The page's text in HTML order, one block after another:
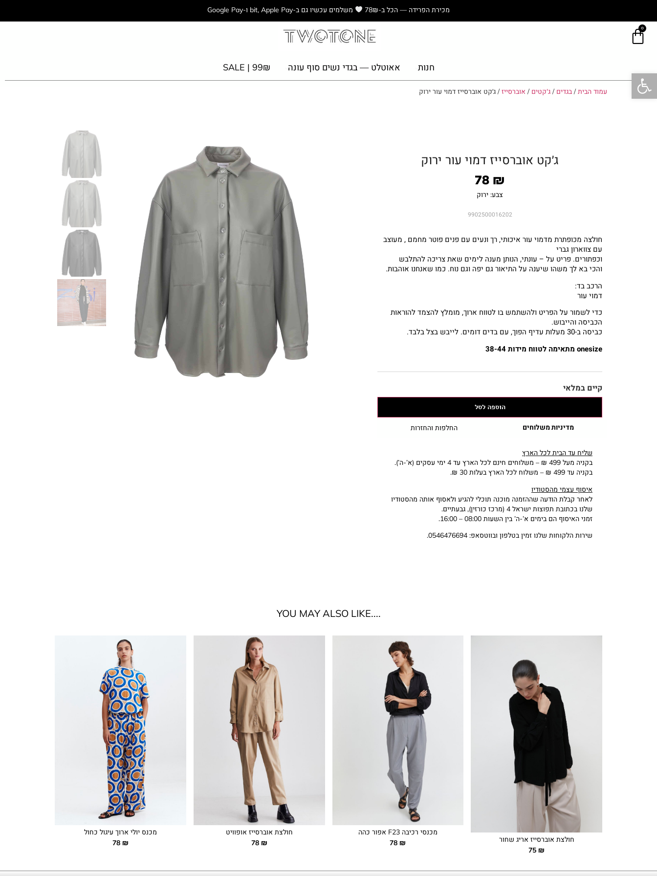
מכירת הפרידה — הכל ב-78₪ משלמים עכשיו גם ב-bit, Apple Pay ו-Google Pay
0
חנות אאוטלט — בגדי נשים סוף עונה ₪SALE | 99
עמוד הבית/ בגדים / ג'קטים / אוברסייז/ ג׳קט אוברסייז דמוי עור ירוק
ג׳קט אוברסייז דמוי עור ירוק
78 ₪
צבע: ירוק
9902500016202
חולצה מכופתרת מדמוי עור איכותי, רך ונעים עם פנים פוטר מחמם , מעוצב
עם צווארון גברי
וכפתורים. פריט על – עונתי, הנותן מענה לימים שאת צריכה להתלבש
והכי בא לך משהו שיענה על התיאור גם יפה וגם נוח. כמו שאנחנו אוהבות.
הרכב בד:
דמוי עור
כדי לשמור על הפריט ולהשתמש בו לטווח ארוך, מומלץ להצמד להוראות
הכביסה והייבוש.
כביסה ב-30 מעלות עדיף הפוך, עם בדים דומים. לייבש בצל בלבד.
onesize מתאימה לטווח מידות 38-44
קיים במלאי
הוספה לסל
מדיניות משלוחים החלפות והחזרות
שליח עד הבית לכל הארץ
בקניה מעל 499 ₪ – משלוחים חינם לכל הארץ עד 4 ימי עסקים (א’-ה’).
בקניה עד 499 ₪ – משלוח לכל הארץ בעלות 30 ₪.
איסוף עצמי מהסטודיו
לאחר קבלת הודעה שההזמנה מוכנה תוכלי להגיע ולאסוף אותה מהסטודיו
שלנו בכתובת תפוצות ישראל 4 (מרכז כורזין), גבעתיים.
זמני האיסוף הם בימים א’-ה’ בין השעות 08:00 – 16:00.
שירות הלקוחות שלנו זמין בטלפון ובווטסאפ: 0546476694.
....YOU MAY ALSO LIKE
חולצת אוברסייז אריג שחור
75 ₪
מכנסי רכיבה F23 אפור כהה
78 ₪
חולצת אוברסייז אופוויט
78 ₪
מכנס יולי ארוך עיגול כחול
78 ₪
פתח סרגל נגישות